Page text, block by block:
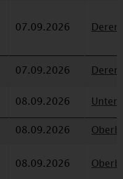
07.09.2026
07.09.2026
08.09.2026
08.09.2026
08.09.2026